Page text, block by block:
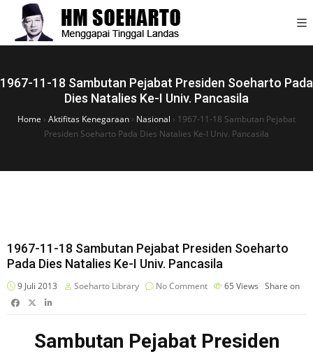
1967-11-18 Sambutan Pejabat Presiden Soeharto Pada
Dies Natalies Ke-I Univ. Pancasila
Home › Aktifitas Kenegaraan › Nasional › 1967-11-18 Sambutan Pejabat
Presiden Soeharto Pada Dies Natalies Ke-I Univ. Pancasila
1967-11-18 Sambutan Pejabat Presiden Soeharto
Pada Dies Natalies Ke-I Univ. Pancasila
9 Juli 2013 Soeharto Library No Comment 65 Views Share on
Sambutan Pejabat Presiden